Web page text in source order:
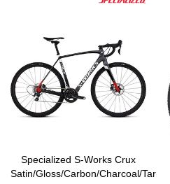
Specialized S-Works Crux
Satin/Gloss/Carbon/Charcoal/Tarmac